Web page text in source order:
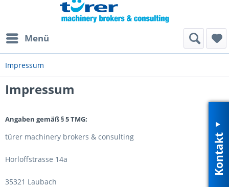
Menü
Impressum
Impressum
Angaben gemäß § 5 TMG:
türer machinery brokers & consulting
Horloffstrasse 14a
35321 Laubach
Kontakt